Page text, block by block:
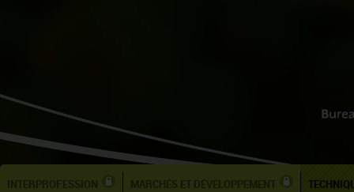
INTERPROFESSION MARCHÉS ET DÉVELOPPEMENT